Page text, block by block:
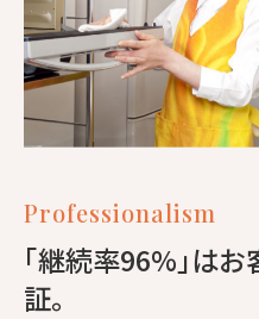
Professionalism
｢継続率96%｣は
証。